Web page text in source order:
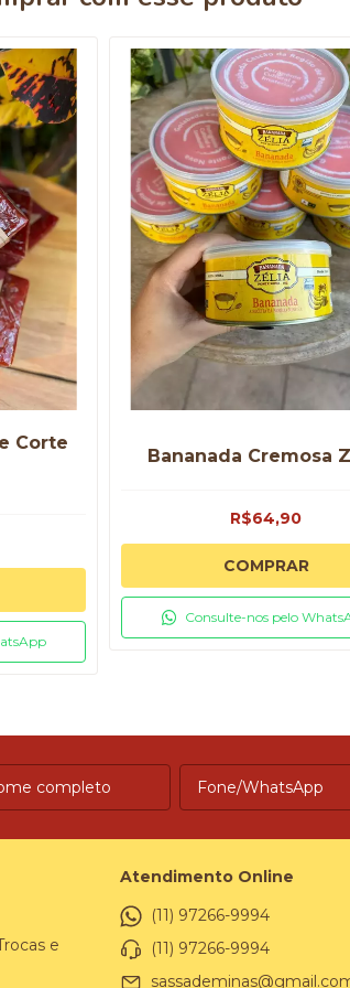
Corte
Bananada Cremosa
R$64,90
COMPRAR
Consulte-nos pelo
e
Atendimento Online
(11) 97266-9994
(11) 97266-9994